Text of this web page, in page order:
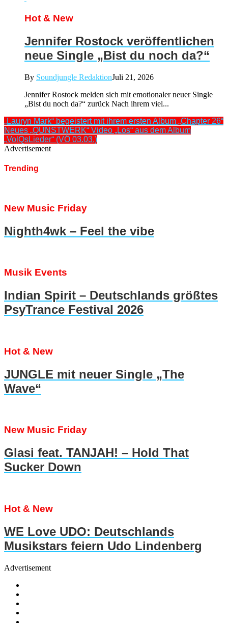
Hot & New
Jennifer Rostock veröffentlichen
neue Single „Bist du noch da?“
By Soundjungle RedaktionJuli 21, 2026
Jennifer Rostock melden sich mit emotionaler neuer Single
„Bist du noch da?“ zurück Nach ihrem viel...
„Lauryn Mark“ begeistert mit ihrem ersten Album „Chapter 26“
Neues „QUNSTWERK“ Video „Los“ aus dem Album
„VolQsLieder“ (VÖ 03.03.)
Advertisement
Trending
New Music Friday
Nighth4wk – Feel the vibe
Musik Events
Indian Spirit – Deutschlands größtes
PsyTrance Festival 2026
Hot & New
JUNGLE mit neuer Single „The
Wave“
New Music Friday
Glasi feat. TANJAH! – Hold That
Sucker Down
Hot & New
WE Love UDO: Deutschlands
Musikstars feiern Udo Lindenberg
Advertisement